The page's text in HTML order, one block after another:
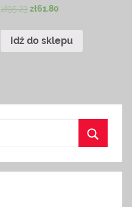
zł95.23 zł61.80
Idź do sklepu